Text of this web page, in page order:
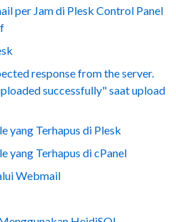
per Jam di Plesk Control Panel
response from the server.
successfully" saat upload
yang Terhapus di Plesk
yang Terhapus di cPanel
Webmail